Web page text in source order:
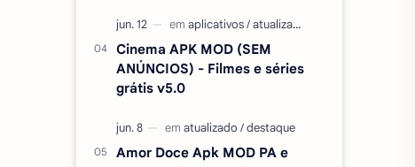
Cinema APK MOD (SEM
ANÚNCIOS) - Filmes e séries
grátis v5.0
Amor Doce Apk MOD PA e